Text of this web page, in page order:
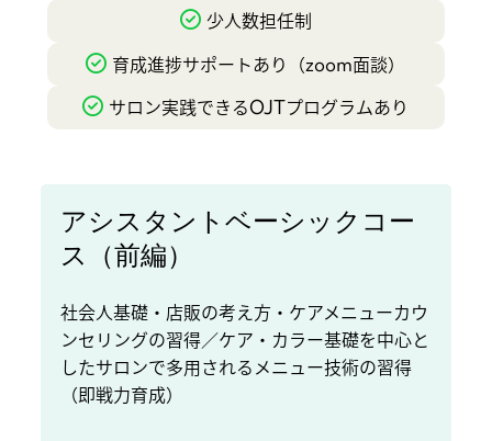
少人数担任制
育成進捗サポートあり（zoom面談）
サロン実践できるOJTプログラムあり
アシスタントベーシックコー
ス（前編）
社会人基礎・店販の考え方・ケアメニューカウ
ンセリングの習得／ケア・カラー基礎を中心と
したサロンで多用されるメニュー技術の習得
（即戦力育成）